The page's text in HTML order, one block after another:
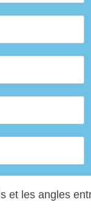
et les angles